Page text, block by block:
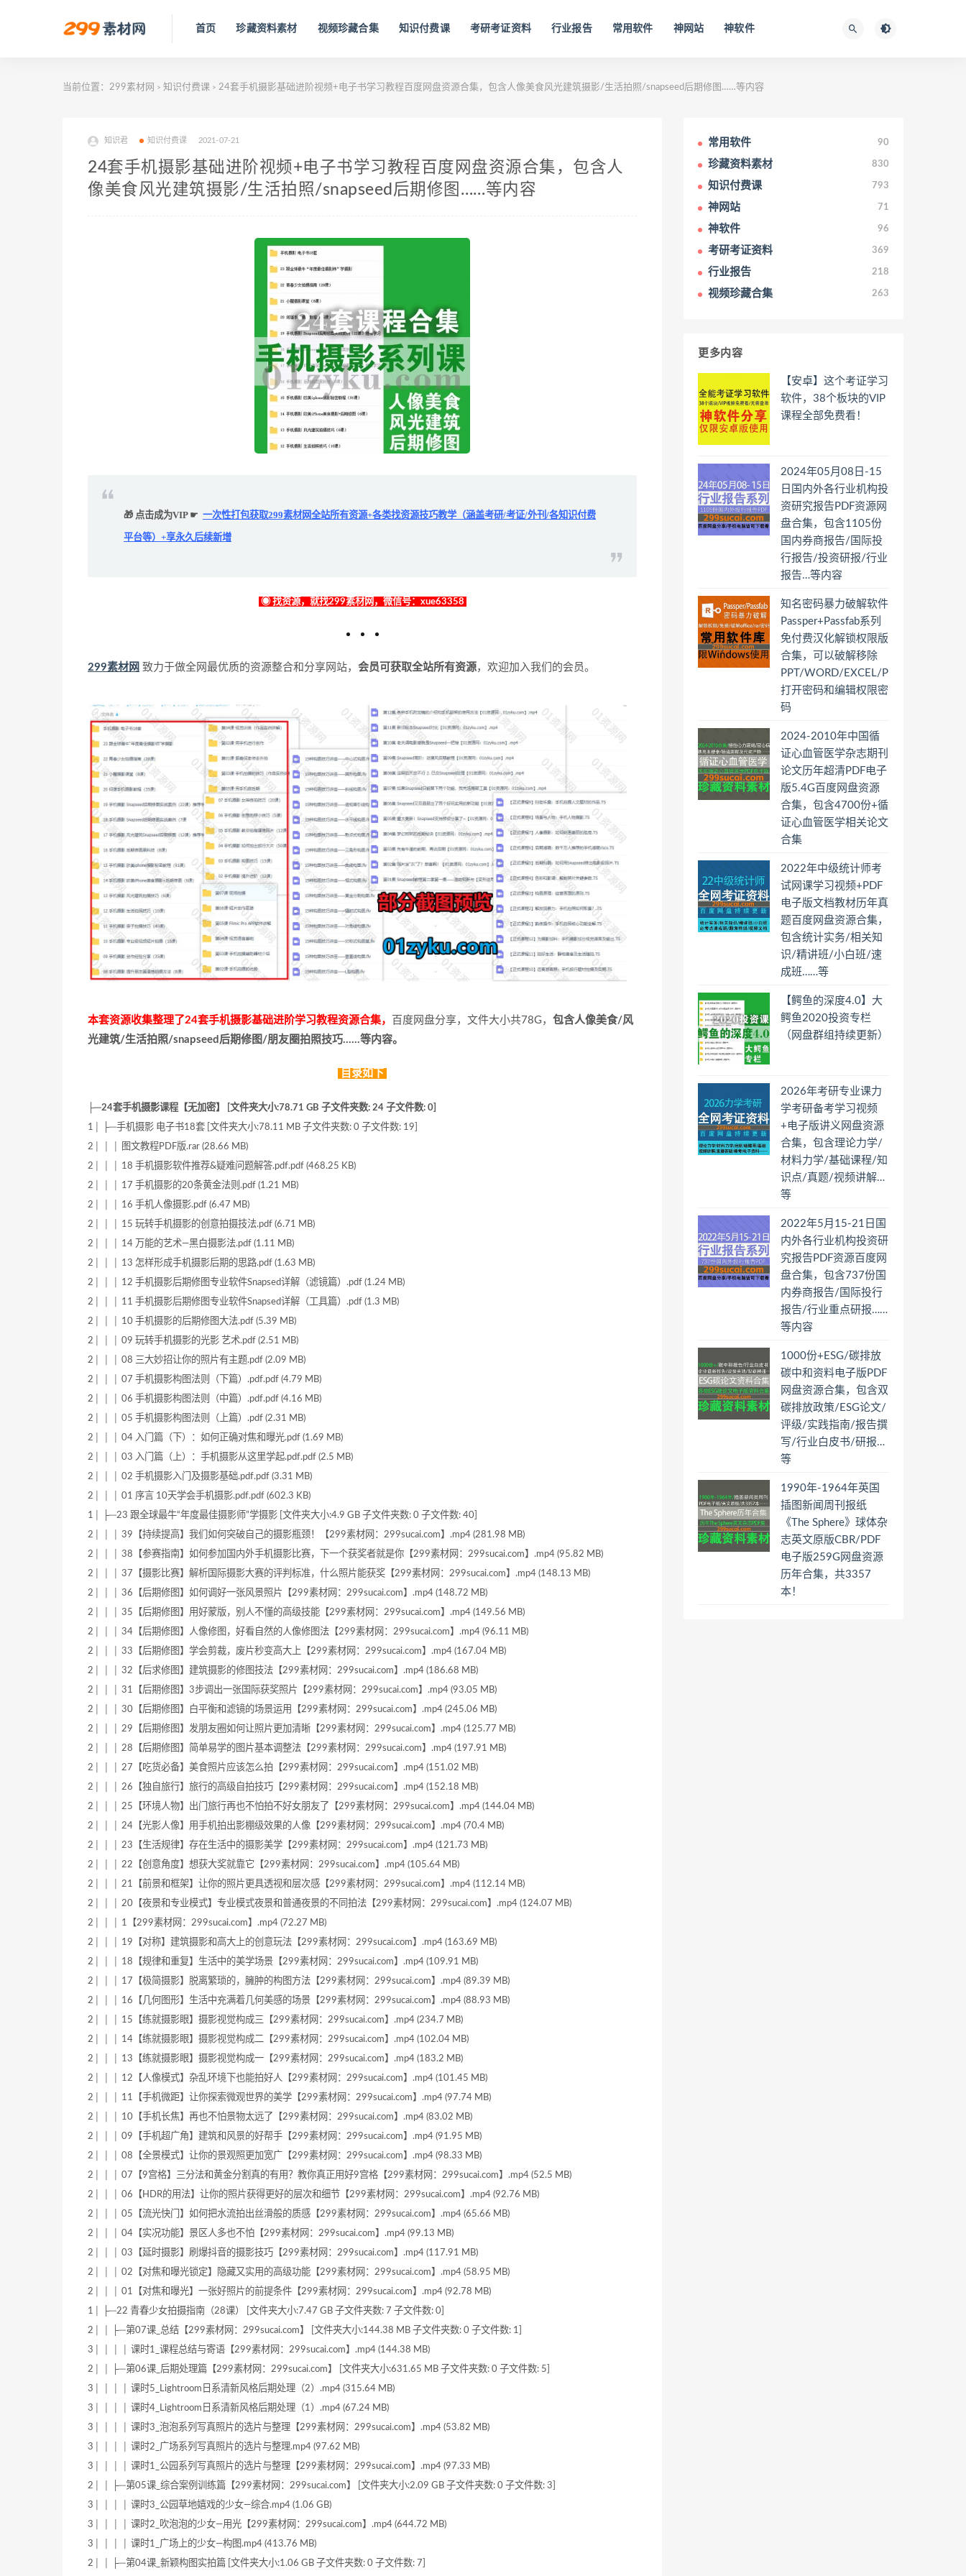
首页 珍藏资料素材 视频珍藏合集 知识付费课 考研考证资料 行业报告 常用软件 神网站 神软件
当前位置： 299素材网 > 知识付费课 > 24套手机摄影基础进阶视频+电子书学习教程百度网盘资源合集，包含人像美食风光建筑摄影/生活拍照/snapseed后期修图……等内容
知识君 知识付费课 2021-07-21
24套手机摄影基础进阶视频+电子书学习教程百度网盘资源合集，包含人
像美食风光建筑摄影/生活拍照/snapseed后期修图……等内容
🎁 点击成为VIP ☛ 一次性打包获取299素材网全站所有资源+各类找资源技巧教学（涵盖考研/考证/外刊/各知识付费
平台等）+享永久后续新增
◉ 找资源，就找299素材网，微信号：xue63358
299素材网 致力于做全网最优质的资源整合和分享网站， 会员可获取全站所有资源，欢迎加入我们的会员。
本套资源收集整理了24套手机摄影基础进阶学习教程资源合集， 百度网盘分享，文件大小共78G， 包含人像美食/风
光建筑/生活拍照/snapseed后期修图/朋友圈拍照技巧……等内容。
目录如下
├─24套手机摄影课程【无加密】 [文件夹大小:78.71 GB 子文件夹数: 24 子文件数: 0]
1│ ├─手机摄影 电子书18套 [文件夹大小:78.11 MB 子文件夹数: 0 子文件数: 19]
2│ │ │ 图文教程PDF版.rar (28.66 MB)
2│ │ │ 18 手机摄影软件推荐&疑难问题解答.pdf.pdf (468.25 KB)
2│ │ │ 17 手机摄影的20条黄金法则.pdf (1.21 MB)
2│ │ │ 16 手机人像摄影.pdf (6.47 MB)
2│ │ │ 15 玩转手机摄影的创意拍摄技法.pdf (6.71 MB)
2│ │ │ 14 万能的艺术—黑白摄影法.pdf (1.11 MB)
2│ │ │ 13 怎样形成手机摄影后期的思路.pdf (1.63 MB)
2│ │ │ 12 手机摄影后期修图专业软件Snapsed详解（滤镜篇）.pdf (1.24 MB)
2│ │ │ 11 手机摄影后期修图专业软件Snapsed详解（工具篇）.pdf (1.3 MB)
2│ │ │ 10 手机摄影的后期修图大法.pdf (5.39 MB)
2│ │ │ 09 玩转手机摄影的光影 艺术.pdf (2.51 MB)
2│ │ │ 08 三大妙招让你的照片有主题.pdf (2.09 MB)
2│ │ │ 07 手机摄影构图法则（下篇）.pdf.pdf (4.79 MB)
2│ │ │ 06 手机摄影构图法则（中篇）.pdf.pdf (4.16 MB)
2│ │ │ 05 手机摄影构图法则（上篇）.pdf (2.31 MB)
2│ │ │ 04 入门篇（下）：如何正确对焦和曝光.pdf (1.69 MB)
2│ │ │ 03 入门篇（上）：手机摄影从这里学起.pdf.pdf (2.5 MB)
2│ │ │ 02 手机摄影入门及摄影基础.pdf.pdf (3.31 MB)
2│ │ │ 01 序言 10天学会手机摄影.pdf.pdf (602.3 KB)
1│ ├─23 跟全球最牛“年度最佳摄影师”学摄影 [文件夹大小:4.9 GB 子文件夹数: 0 子文件数: 40]
2│ │ │ 39【持续提高】我们如何突破自己的摄影瓶颈！【299素材网：299sucai.com】.mp4 (281.98 MB)
2│ │ │ 38【参赛指南】如何参加国内外手机摄影比赛，下一个获奖者就是你【299素材网：299sucai.com】.mp4 (95.82 MB)
2│ │ │ 37【摄影比赛】解析国际摄影大赛的评判标准，什么照片能获奖【299素材网：299sucai.com】.mp4 (148.13 MB)
2│ │ │ 36【后期修图】如何调好一张风景照片【299素材网：299sucai.com】.mp4 (148.72 MB)
2│ │ │ 35【后期修图】用好蒙版，别人不懂的高级技能【299素材网：299sucai.com】.mp4 (149.56 MB)
2│ │ │ 34【后期修图】人像修图，好看自然的人像修图法【299素材网：299sucai.com】.mp4 (96.11 MB)
2│ │ │ 33【后期修图】学会剪裁，废片秒变高大上【299素材网：299sucai.com】.mp4 (167.04 MB)
2│ │ │ 32【后求修图】建筑摄影的修图技法【299素材网：299sucai.com】.mp4 (186.68 MB)
2│ │ │ 31【后期修图】3步调出一张国际获奖照片【299素材网：299sucai.com】.mp4 (93.05 MB)
2│ │ │ 30【后期修图】白平衡和滤镜的场景运用【299素材网：299sucai.com】.mp4 (245.06 MB)
2│ │ │ 29【后期修图】发朋友圈如何让照片更加清晰【299素材网：299sucai.com】.mp4 (125.77 MB)
2│ │ │ 28【后期修图】简单易学的图片基本调整法【299素材网：299sucai.com】.mp4 (197.91 MB)
2│ │ │ 27【吃货必备】美食照片应该怎么拍【299素材网：299sucai.com】.mp4 (151.02 MB)
2│ │ │ 26【独自旅行】旅行的高级自拍技巧【299素材网：299sucai.com】.mp4 (152.18 MB)
2│ │ │ 25【环境人物】出门旅行再也不怕拍不好女朋友了【299素材网：299sucai.com】.mp4 (144.04 MB)
2│ │ │ 24【光影人像】用手机拍出影棚级效果的人像【299素材网：299sucai.com】.mp4 (70.4 MB)
2│ │ │ 23【生活规律】存在生活中的摄影美学【299素材网：299sucai.com】.mp4 (121.73 MB)
2│ │ │ 22【创意角度】想获大奖就靠它【299素材网：299sucai.com】.mp4 (105.64 MB)
2│ │ │ 21【前景和框架】让你的照片更具透视和层次感【299素材网：299sucai.com】.mp4 (112.14 MB)
2│ │ │ 20【夜景和专业模式】专业模式夜景和普通夜景的不同拍法【299素材网：299sucai.com】.mp4 (124.07 MB)
2│ │ │ 1【299素材网：299sucai.com】.mp4 (72.27 MB)
2│ │ │ 19【对称】建筑摄影和高大上的创意玩法【299素材网：299sucai.com】.mp4 (163.69 MB)
2│ │ │ 18【规律和重复】生活中的美学场景【299素材网：299sucai.com】.mp4 (109.91 MB)
2│ │ │ 17【极简摄影】脱离繁琐的，臃肿的构图方法【299素材网：299sucai.com】.mp4 (89.39 MB)
2│ │ │ 16【几何图形】生活中充满着几何美感的场景【299素材网：299sucai.com】.mp4 (88.93 MB)
2│ │ │ 15【练就摄影眼】摄影视觉构成三【299素材网：299sucai.com】.mp4 (234.7 MB)
2│ │ │ 14【练就摄影眼】摄影视觉构成二【299素材网：299sucai.com】.mp4 (102.04 MB)
2│ │ │ 13【练就摄影眼】摄影视觉构成一【299素材网：299sucai.com】.mp4 (183.2 MB)
2│ │ │ 12【人像模式】杂乱环境下也能拍好人【299素材网：299sucai.com】.mp4 (101.45 MB)
2│ │ │ 11【手机微距】让你探索微观世界的美学【299素材网：299sucai.com】.mp4 (97.74 MB)
2│ │ │ 10【手机长焦】再也不怕景物太远了【299素材网：299sucai.com】.mp4 (83.02 MB)
2│ │ │ 09【手机超广角】建筑和风景的好帮手【299素材网：299sucai.com】.mp4 (91.95 MB)
2│ │ │ 08【全景模式】让你的景观照更加宽广【299素材网：299sucai.com】.mp4 (98.33 MB)
2│ │ │ 07【9宫格】三分法和黄金分割真的有用？教你真正用好9宫格【299素材网：299sucai.com】.mp4 (52.5 MB)
2│ │ │ 06【HDR的用法】让你的照片获得更好的层次和细节【299素材网：299sucai.com】.mp4 (92.76 MB)
2│ │ │ 05【流光快门】如何把水流拍出丝滑般的质感【299素材网：299sucai.com】.mp4 (65.66 MB)
2│ │ │ 04【实况功能】景区人多也不怕【299素材网：299sucai.com】.mp4 (99.13 MB)
2│ │ │ 03【延时摄影】刷爆抖音的摄影技巧【299素材网：299sucai.com】.mp4 (117.91 MB)
2│ │ │ 02【对焦和曝光锁定】隐藏又实用的高级功能【299素材网：299sucai.com】.mp4 (58.95 MB)
2│ │ │ 01【对焦和曝光】一张好照片的前提条件【299素材网：299sucai.com】.mp4 (92.78 MB)
1│ ├─22 青春少女拍摄指南（28课） [文件夹大小:7.47 GB 子文件夹数: 7 子文件数: 0]
2│ │ ├─第07课_总结【299素材网：299sucai.com】 [文件夹大小:144.38 MB 子文件夹数: 0 子文件数: 1]
3│ │ │ │ 课时1_课程总结与寄语【299素材网：299sucai.com】.mp4 (144.38 MB)
2│ │ ├─第06课_后期处理篇【299素材网：299sucai.com】 [文件夹大小:631.65 MB 子文件夹数: 0 子文件数: 5]
3│ │ │ │ 课时5_Lightroom日系清新风格后期处理（2）.mp4 (315.64 MB)
3│ │ │ │ 课时4_Lightroom日系清新风格后期处理（1）.mp4 (67.24 MB)
3│ │ │ │ 课时3_泡泡系列写真照片的选片与整理【299素材网：299sucai.com】.mp4 (53.82 MB)
3│ │ │ │ 课时2_广场系列写真照片的选片与整理.mp4 (97.62 MB)
3│ │ │ │ 课时1_公园系列写真照片的选片与整理【299素材网：299sucai.com】.mp4 (97.33 MB)
2│ │ ├─第05课_综合案例训练篇【299素材网：299sucai.com】 [文件夹大小:2.09 GB 子文件夹数: 0 子文件数: 3]
3│ │ │ │ 课时3_公园草地嬉戏的少女—综合.mp4 (1.06 GB)
3│ │ │ │ 课时2_吹泡泡的少女—用光【299素材网：299sucai.com】.mp4 (644.72 MB)
3│ │ │ │ 课时1_广场上的少女—构图.mp4 (413.76 MB)
2│ │ ├─第04课_新颖构图实拍篇 [文件夹大小:1.06 GB 子文件夹数: 0 子文件数: 7]
常用软件 90
珍藏资料素材 830
知识付费课 793
神网站 71
神软件 96
考研考证资料 369
行业报告 218
视频珍藏合集 263
更多内容
【安卓】这个考证学习
软件，38个板块的VIP
课程全部免费看！
2024年05月08日-15
日国内外各行业机构投
资研究报告PDF资源网
盘合集，包含1105份
国内券商报告/国际投
行报告/投资研报/行业
报告…等内容
知名密码暴力破解软件
Passper+Passfab系列
免付费汉化解锁权限版
合集，可以破解移除
PPT/WORD/EXCEL/PDF/RAR/ZIP
打开密码和编辑权限密
码
2024-2010年中国循
证心血管医学杂志期刊
论文历年超清PDF电子
版5.4G百度网盘资源
合集，包含4700份+循
证心血管医学相关论文
合集
2022年中级统计师考
试网课学习视频+PDF
电子版文档教材历年真
题百度网盘资源合集，
包含统计实务/相关知
识/精讲班/小白班/速
成班……等
【鳄鱼的深度4.0】大
鳄鱼2020投资专栏
（网盘群组持续更新）
2026年考研专业课力
学考研备考学习视频
+电子版讲义网盘资源
合集，包含理论力学/
材料力学/基础课程/知
识点/真题/视频讲解…
等
2022年5月15-21日国
内外各行业机构投资研
究报告PDF资源百度网
盘合集，包含737份国
内券商报告/国际投行
报告/行业重点研报……
等内容
1000份+ESG/碳排放
碳中和资料电子版PDF
网盘资源合集，包含双
碳排放政策/ESG论文/
评级/实践指南/报告撰
写/行业白皮书/研报…
等
1990年-1964年英国
插图新闻周刊报纸
《The Sphere》球体杂
志英文原版CBR/PDF
电子版259G网盘资源
历年合集，共3357
本！